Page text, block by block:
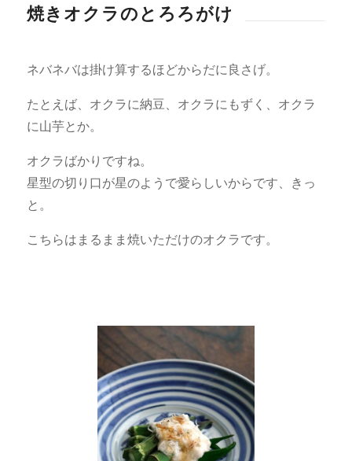
焼きオクラのとろろがけ
ネバネバは掛け算するほどからだに良さげ。
たとえば、オクラに納豆、オクラにもずく、オクラ
に山芋とか。
オクラばかりですね。
星型の切り口が星のようで愛らしいからです、きっ
と。
こちらはまるまま焼いただけのオクラです。